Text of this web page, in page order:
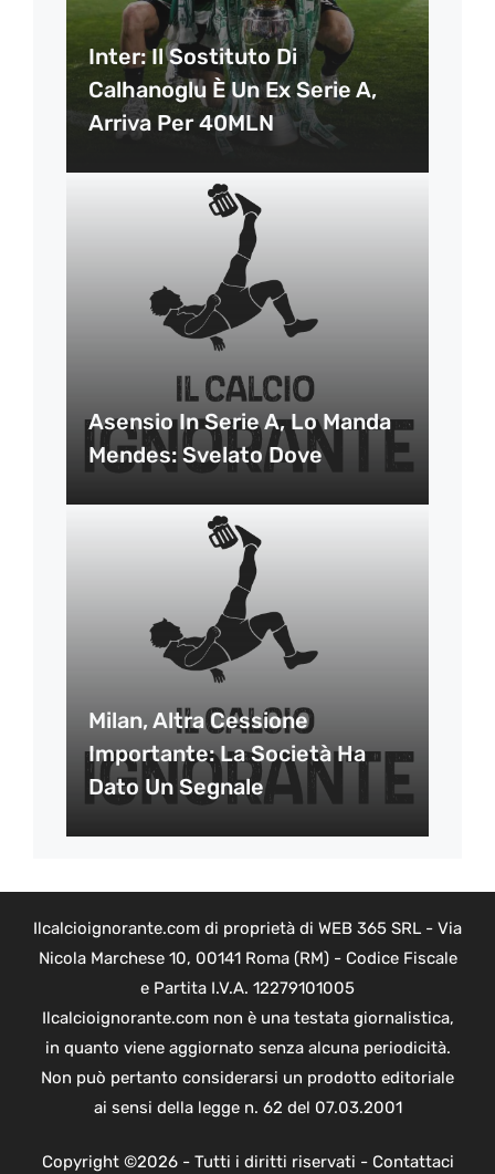
Inter: Il Sostituto Di
Calhanoglu È Un Ex Serie A,
Arriva Per 40MLN
Asensio In Serie A, Lo Manda
Mendes: Svelato Dove
Milan, Altra Cessione
Importante: La Società Ha
Dato Un Segnale
Ilcalcioignorante.com di proprietà di WEB 365 SRL - Via
Nicola Marchese 10, 00141 Roma (RM) - Codice Fiscale
e Partita I.V.A. 12279101005
Ilcalcioignorante.com non è una testata giornalistica,
in quanto viene aggiornato senza alcuna periodicità.
Non può pertanto considerarsi un prodotto editoriale
ai sensi della legge n. 62 del 07.03.2001
Copyright ©2026 - Tutti i diritti riservati - Contattaci